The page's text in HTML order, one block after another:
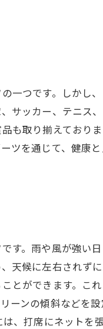
一つです。しかし
サッカー、テニス
も取り揃えており
ツを通じて、健康
す。雨や風が強い
天候に左右されず
とができます。こ
ーンの傾斜などを
、打席にネットを